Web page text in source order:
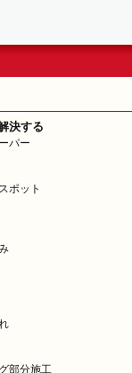
決する
パー
ポット
部分施工